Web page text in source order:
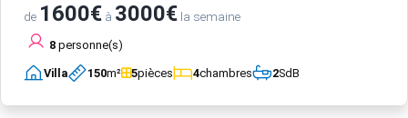
de 1600€ à 3000€ la semaine
8 personne(s)
Villa 150m² 5pièces 4chambres 2SdB